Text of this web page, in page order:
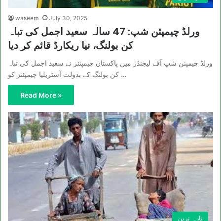
waseem July 30, 2025
ورلڈ چیمپئن شپ: 47 سالہ سعید اجمل کی تباہ
کن بولنگ، نیا ریکارڈ قائم کر دیا
ورلڈ چیمپئن شپ آف لیجنڈز میں پاکستان چیمپئنز نے سعید اجمل کی تباہ
کن بولنگ کے بدولت آسٹریلیا چیمپئنز کو …
Read More »
تازہ ترین